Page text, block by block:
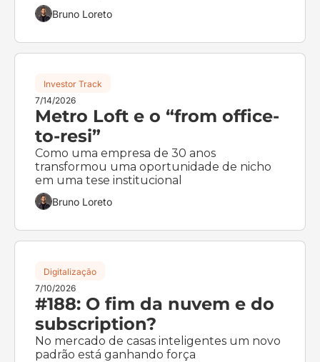
Bruno Loreto
Investor Track
7/14/2026
Metro Loft e o “from office-
to-resi”
Como uma empresa de 30 anos
transformou uma oportunidade de nicho
em uma tese institucional
Bruno Loreto
Digitalização
7/10/2026
#188: O fim da nuvem e do
subscription?
No mercado de casas inteligentes um novo
padrão está ganhando força